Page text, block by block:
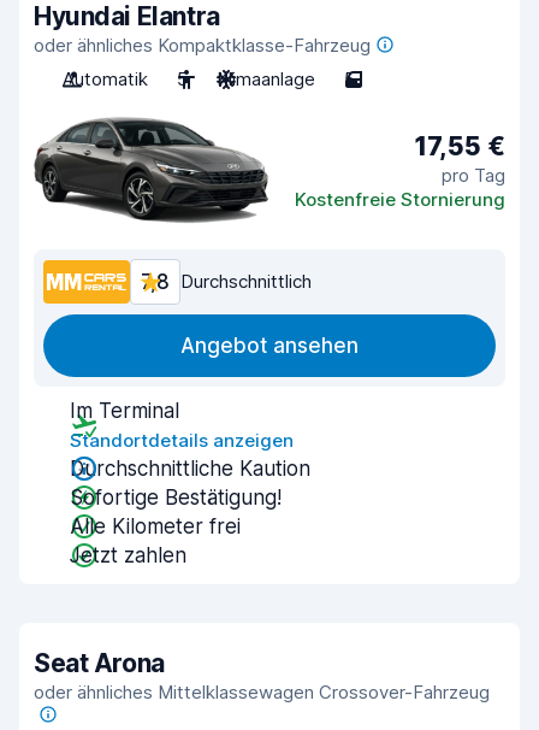
Hyundai Elantra
oder ähnliches Kompaktklasse-Fahrzeug
Automatik
5 Klimaanlage 5
17,55 €
pro Tag
Kostenfreie Stornierung
7,8 Durchschnittlich
Angebot ansehen
Im Terminal
Standortdetails anzeigen
Durchschnittliche Kaution
Sofortige Bestätigung!
Alle Kilometer frei
Jetzt zahlen
Seat Arona
oder ähnliches Mittelklassewagen Crossover-Fahrzeug